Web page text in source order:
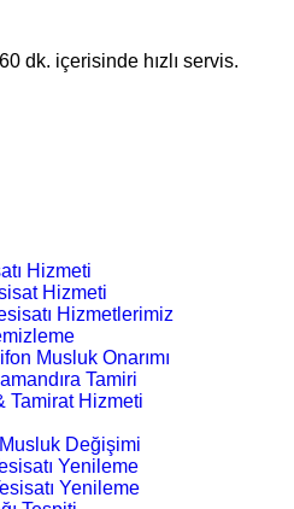
dk. içerisinde hızlı servis.
Hizmeti
Hizmeti
Hizmetlerimiz
Musluk Onarımı
Tamiri
Tamirat Hizmeti
Değişimi
Yenileme
Yenileme